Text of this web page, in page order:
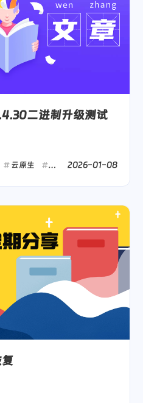
二进制升级测试
云原生 日常 工作 运维
2026-01-08